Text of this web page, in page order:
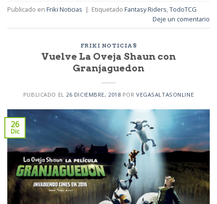
Publicado en Friki Noticias | Etiquetado Fantasy Riders,TodoTCG
Deje un comentario
FRIKI NOTICIAS
Vuelve La Oveja Shaun con
Granjaguedon
PUBLICADO EL 26 DICIEMBRE, 2018 PORVEGASALTASONLINE
26
Dic